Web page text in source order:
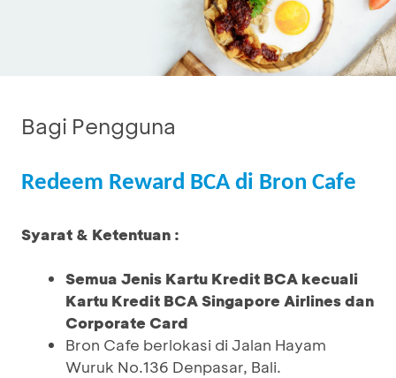
Bagi Pengguna
Redeem Reward BCA di Bron Cafe
Syarat & Ketentuan :
Semua Jenis Kartu Kredit BCA kecuali
Kartu Kredit BCA Singapore Airlines dan
Corporate Card
Bron Cafe berlokasi di Jalan Hayam
Wuruk No.136 Denpasar, Bali.